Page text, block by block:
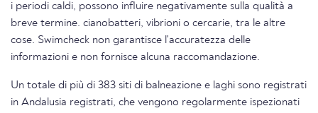
i periodi caldi, possono influire negativamente sulla qualità a
breve termine. cianobatteri, vibrioni o cercarie, tra le altre
cose. Swimcheck non garantisce l'accuratezza delle
informazioni e non fornisce alcuna raccomandazione.
Un totale di più di 383 siti di balneazione e laghi sono registrati
in Andalusia registrati, che vengono regolarmente ispezionati